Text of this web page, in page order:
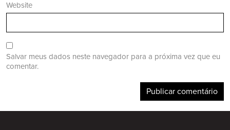
Website
Salvar meus dados neste navegador para a próxima vez que eu
comentar.